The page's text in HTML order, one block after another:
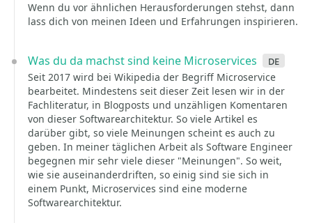
Wenn du vor ähnlichen Herausforderungen stehst, dann
lass dich von meinen Ideen und Erfahrungen inspirieren.
Was du da machst sind keine Microservices de
Seit 2017 wird bei Wikipedia der Begriff Microservice
bearbeitet. Mindestens seit dieser Zeit lesen wir in der
Fachliteratur, in Blogposts und unzähligen Komentaren
von dieser Softwarearchitektur. So viele Artikel es
darüber gibt, so viele Meinungen scheint es auch zu
geben. In meiner täglichen Arbeit als Software Engineer
begegnen mir sehr viele dieser "Meinungen". So weit,
wie sie auseinanderdriften, so einig sind sie sich in
einem Punkt, Microservices sind eine moderne
Softwarearchitektur.